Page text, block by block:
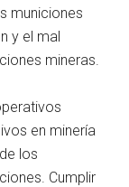
municiones
y el mal
mineras.
en minería
los
Cumplir